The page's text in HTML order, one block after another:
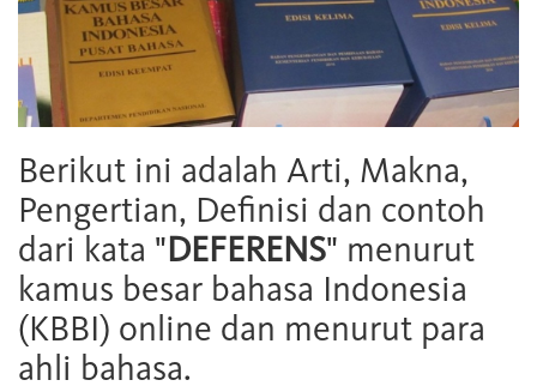
Berikut ini adalah Arti, Makna,
Pengertian, Definisi dan contoh
dari kata "DEFERENS" menurut
kamus besar bahasa Indonesia
(KBBI) online dan menurut para
ahli bahasa.